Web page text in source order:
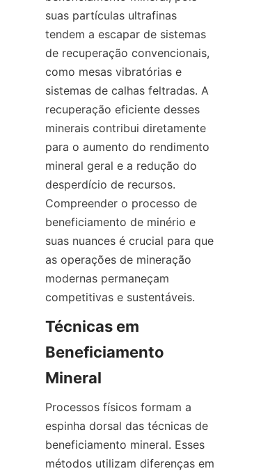
suas partículas ultrafinas
tendem a escapar de sistemas
de recuperação convencionais,
como mesas vibratórias e
sistemas de calhas feltradas. A
recuperação eficiente desses
minerais contribui diretamente
para o aumento do rendimento
mineral geral e a redução do
desperdício de recursos.
Compreender o processo de
beneficiamento de minério e
suas nuances é crucial para que
as operações de mineração
modernas permaneçam
Técnicas em
Beneficiamento
Processos físicos formam a
espinha dorsal das técnicas de
beneficiamento mineral. Esses
métodos utilizam diferenças em